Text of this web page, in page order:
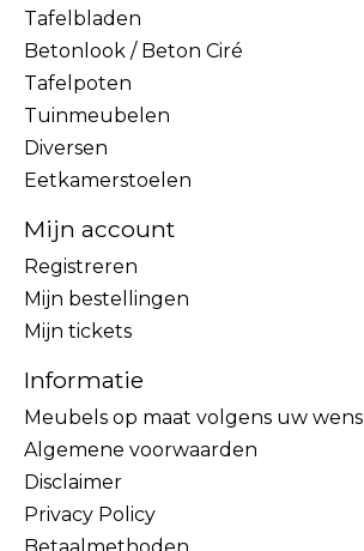
Tafelbladen
Betonlook / Beton Ciré
Tafelpoten
Tuinmeubelen
Diversen
Eetkamerstoelen
Mijn account
Registreren
Mijn bestellingen
Mijn tickets
Informatie
Meubels op maat volgens uw wens
Algemene voorwaarden
Disclaimer
Privacy Policy
Betaalmethoden